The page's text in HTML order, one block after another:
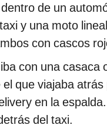
de un
y una moto
con cascos
con una casaca
que viajaba
en la
del taxi.